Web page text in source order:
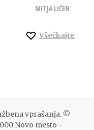
MITJA LIČEN
Všečkajte
vprašanja. ©
Novo mesto -